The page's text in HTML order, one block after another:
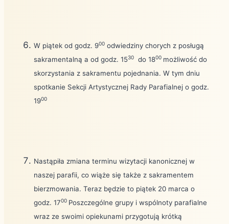
W piątek od godz. 900 odwiedziny chorych z posługą
sakramentalną a od godz. 1530 do 1800 możliwość do
skorzystania z sakramentu pojednania. W tym dniu
spotkanie Sekcji Artystycznej Rady Parafialnej o godz.
1900
Nastąpiła zmiana terminu wizytacji kanonicznej w
naszej parafii, co wiąże się także z sakramentem
bierzmowania. Teraz będzie to piątek 20 marca o
godz. 1700 Poszczególne grupy i wspólnoty parafialne
wraz ze swoimi opiekunami przygotują krótką